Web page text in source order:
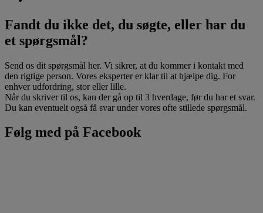
Fandt du ikke det, du søgte, eller har du
et spørgsmål?
Send os dit spørgsmål her. Vi sikrer, at du kommer i kontakt med
den rigtige person. Vores eksperter er klar til at hjælpe dig. For
enhver udfordring, stor eller lille.
Når du skriver til os, kan der gå op til 3 hverdage, før du har et svar.
Du kan eventuelt også få svar under vores ofte stillede spørgsmål.
Følg med på Facebook